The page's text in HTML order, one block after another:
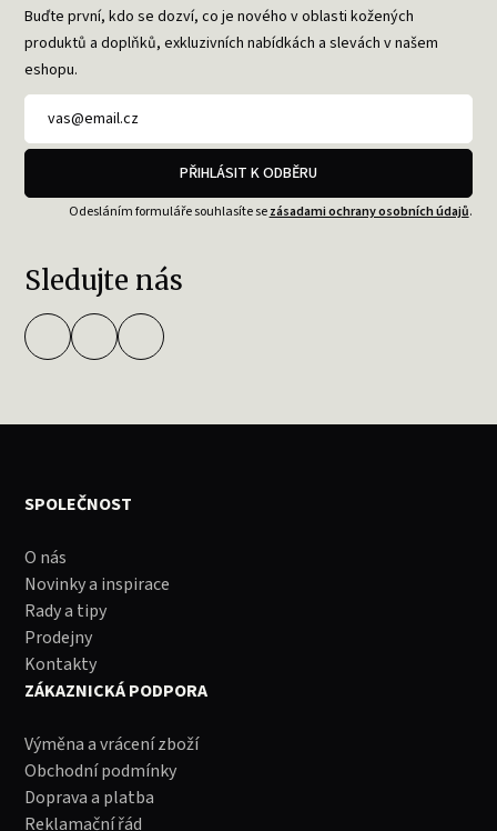
Buďte první, kdo se dozví, co je nového v oblasti kožených
produktů a doplňků, exkluzivních nabídkách a slevách v našem
eshopu.
PŘIHLÁSIT K ODBĚRU
Odesláním formuláře souhlasíte sezásadami ochrany osobních údajů.
Sledujte nás
SPOLEČNOST
O nás
Novinky a inspirace
Rady a tipy
Prodejny
Kontakty
ZÁKAZNICKÁ PODPORA
Výměna a vrácení zboží
Obchodní podmínky
Doprava a platba
Reklamační řád